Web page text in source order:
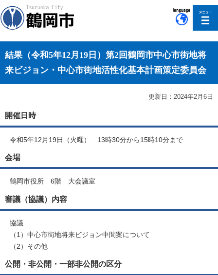
結果（令和5年12月19日）第2回鶴岡市中心市街地将
来ビジョン・中心市街地活性化基本計画策定委員会
更新日：2024年2月6日
開催日時
令和5年12月19日（火曜） 13時30分から15時10分まで
会場
鶴岡市役所 6階 大会議室
審議（協議）内容
協議
（1）中心市街地将来ビジョン中間案について
（2）その他
公開・非公開・一部非公開の区分